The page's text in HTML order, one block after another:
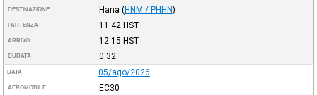
DESTINAZIONE Hana (HNM / PHHN)
PARTENZA 11:42 HST
ARRIVO 12:15 HST
DURATA 0:32
DATA 05/ago/2026
AEROMOBILE EC30